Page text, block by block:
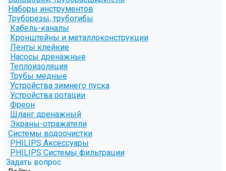
Наборы инструментов
Труборезы, трубогибы
Кабель-каналы
Кронштейны и металлоконструкции
Ленты клейкие
Насосы дренажные
Теплоизоляция
Трубы медные
Устройства зимнего пуска
Устройства ротации
Фреон
Шланг дренажный
Экраны-отражатели
Системы водоочистки
PHILIPS Аксессуары
PHILIPS Системы фильтрации
Задать вопрос